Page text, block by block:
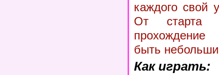
каждого свой
От
прохождение
быть
Как играть: